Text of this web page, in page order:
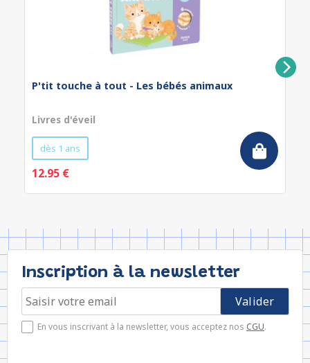
P'tit touche à tout - Les bébés animaux
Livres d'éveil
dès 1 ans
12.95 €
Inscription à la newsletter
En vous inscrivant à la newsletter, vous acceptez nos CGU.